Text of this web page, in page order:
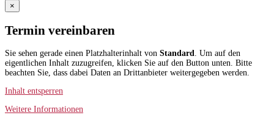
×
Termin vereinbaren
Sie sehen gerade einen Platzhalterinhalt von Standard
. Um auf den
eigentlichen Inhalt zuzugreifen, klicken Sie auf den Button unten. Bitte
beachten Sie, dass dabei Daten an Drittanbieter weitergegeben werden.
Inhalt entsperren
Weitere Informationen